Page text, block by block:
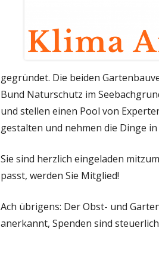
gegründet. Die beiden
Bund Naturschutz im
und stellen einen Pool von
gestalten und nehmen die Dinge in
Sie sind herzlich eingeladen
passt, werden Sie Mitglied!
Ach übrigens: Der Obst- und
anerkannt, Spenden sind